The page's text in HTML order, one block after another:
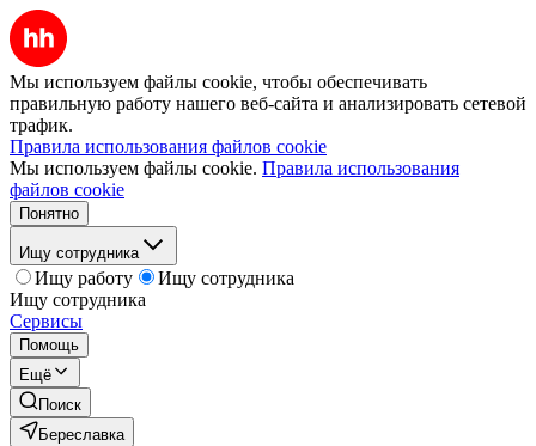
Мы используем файлы cookie, чтобы обеспечивать
правильную работу нашего веб-сайта и анализировать сетевой
трафик.
Правила использования файлов cookie
Мы используем файлы cookie. Правила использования
файлов cookie
Понятно
Ищу сотрудника
Ищу работу
Ищу сотрудника
Ищу сотрудника
Сервисы
Помощь
Ещё
Поиск
Береславка